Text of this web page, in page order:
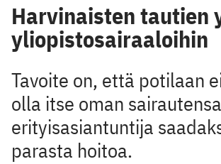
Harvinaisten tautien
yliopistosairaaloihin
Tavoite on, että potilaan
olla itse oman sairautensa
erityisasiantuntija
parasta hoitoa.